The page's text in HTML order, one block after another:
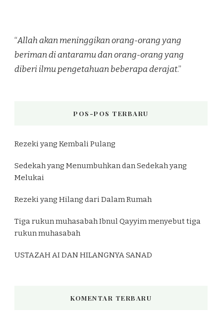
“Allah akan meninggikan orang-orang yang
beriman di antaramu dan orang-orang yang
diberi ilmu pengetahuan beberapa derajat.”
POS-POS TERBARU
Rezeki yang Kembali Pulang
Sedekah yang Menumbuhkan dan Sedekah yang
Melukai
Rezeki yang Hilang dari Dalam Rumah
Tiga rukun muhasabah Ibnul Qayyim menyebut tiga
rukun muhasabah
USTAZAH AI DAN HILANGNYA SANAD
KOMENTAR TERBARU